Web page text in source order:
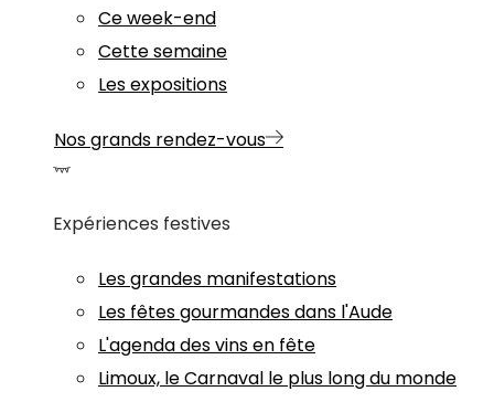
Ce week-end
Cette semaine
Les expositions
Nos grands rendez-vous
Expériences festives
Les grandes manifestations
Les fêtes gourmandes dans l'Aude
L'agenda des vins en fête
Limoux, le Carnaval le plus long du monde